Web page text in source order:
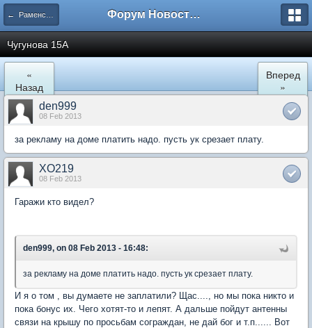
← Раменское Форум Новостройки
Чугунова 15А
«
Назад
Вперед
»
den999
08 Feb 2013
за рекламу на доме платить надо. пусть ук срезает плату.
XO219
08 Feb 2013
Гаражи кто видел?
den999, on 08 Feb 2013 - 16:48:
за рекламу на доме платить надо. пусть ук срезает плату.
И я о том , вы думаете не заплатили? Щас...., но мы пока никто и
пока бонус их. Чего хотят-то и лепят. А дальше пойдут антенны
связи на крышу по просьбам сограждан, не дай бог и т.п...... Вот